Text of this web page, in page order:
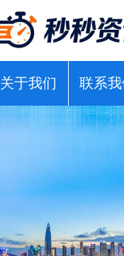
关于我们 联系我